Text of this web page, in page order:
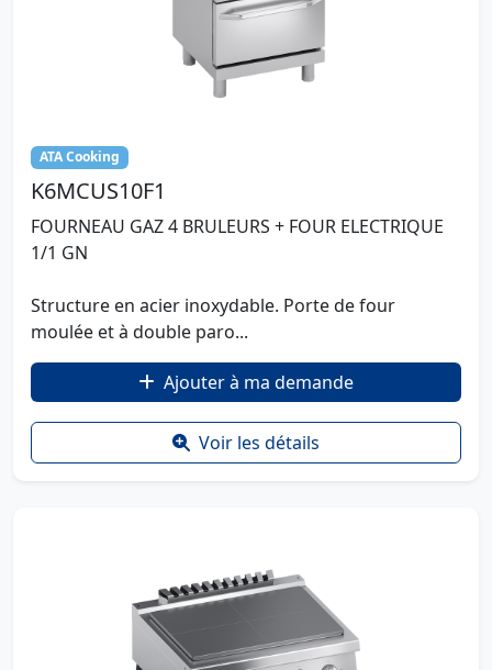
ATA Cooking
K6MCUS10F1
FOURNEAU GAZ 4 BRULEURS + FOUR ELECTRIQUE
1/1 GN
Structure en acier inoxydable. Porte de four
moulée et à double paro...
Ajouter à ma demande
Voir les détails